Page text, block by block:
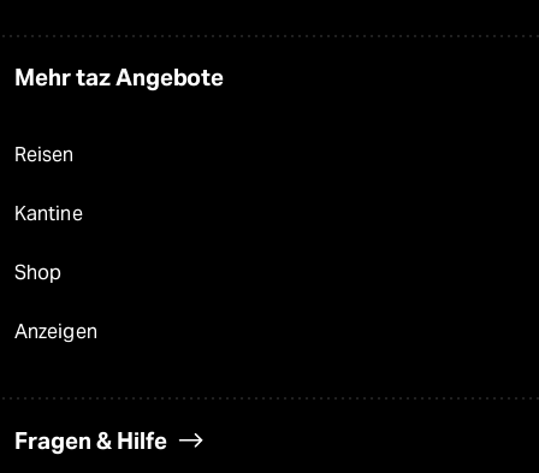
Mehr taz Angebote
Reisen
Kantine
Shop
Anzeigen
Fragen & Hilfe